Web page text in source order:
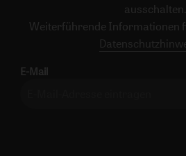
ausschalten.
Weiterführende Informationen
E-Mail